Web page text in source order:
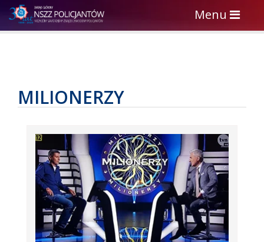
Toggle
navigation
Menu
MILIONERZY